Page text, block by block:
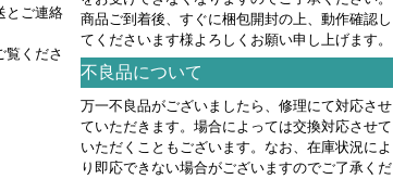
とご連絡
覧くださ
商品ご到着後、すぐに梱包開封の上、動作確認し
てくださいます様よろしくお願い申し上げます。
不良品について
万一不良品がございましたら、修理にて対応させ
ていただきます。場合によっては交換対応させて
いただくこともございます。なお、在庫状況によ
り即応できない場合がございますのでご了承くだ